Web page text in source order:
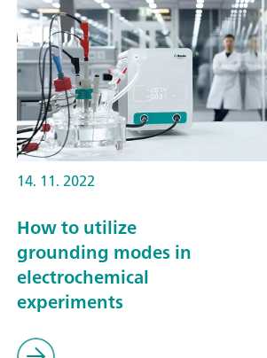
14. 11. 2022
How to utilize
grounding modes in
electrochemical
experiments